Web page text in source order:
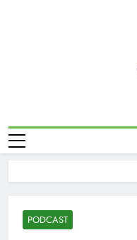
PODCAST